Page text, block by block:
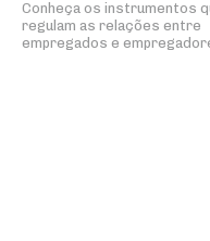
Conheça os instrumentos
regulam as relações entre
empregados e